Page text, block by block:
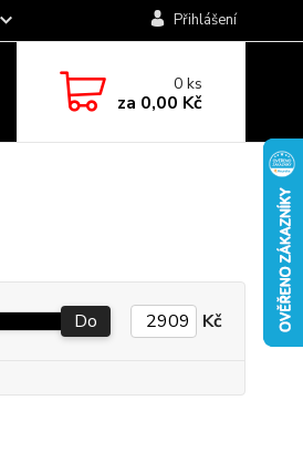
Přihlášení
0ks
za 0,00 Kč
Do Kč